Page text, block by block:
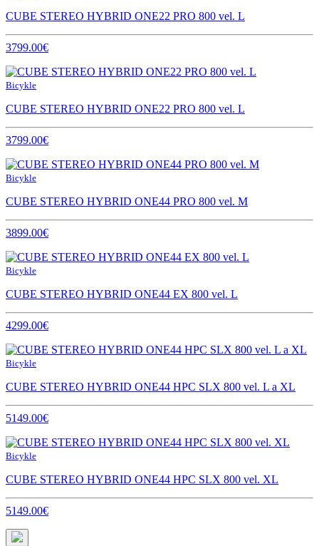
CUBE STEREO HYBRID ONE22 PRO 800 vel. L
3799.00€
Bicykle
CUBE STEREO HYBRID ONE22 PRO 800 vel. L
3799.00€
Bicykle
CUBE STEREO HYBRID ONE44 PRO 800 vel. M
3899.00€
Bicykle
CUBE STEREO HYBRID ONE44 EX 800 vel. L
4299.00€
Bicykle
CUBE STEREO HYBRID ONE44 HPC SLX 800 vel. L a XL
5149.00€
Bicykle
CUBE STEREO HYBRID ONE44 HPC SLX 800 vel. XL
5149.00€